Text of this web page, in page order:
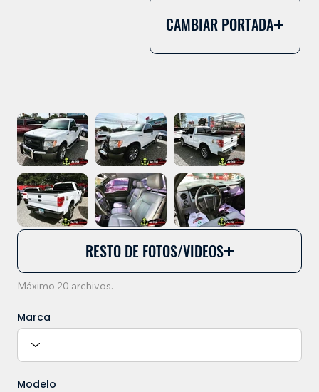
CAMBIAR PORTADA
RESTO DE FOTOS/VIDEOS
Máximo 20 archivos.
Marca
Modelo